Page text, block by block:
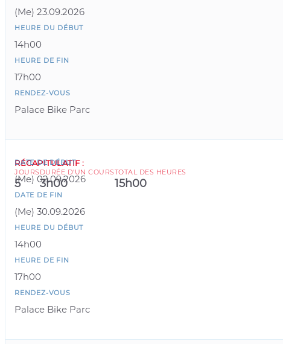
(Me) 23.09.2026
HEURE DU DÉBUT
14h00
HEURE DE FIN
17h00
RENDEZ-VOUS
Palace Bike Parc
DATE DE DÉBUT
(Me) 02.09.2026
DATE DE FIN
(Me) 30.09.2026
HEURE DU DÉBUT
14h00
HEURE DE FIN
17h00
RENDEZ-VOUS
Palace Bike Parc
RÉCAPITULATIF :
JOURS
5
DURÉE D'UN COURS
3h00
TOTAL DES HEURES
15h00